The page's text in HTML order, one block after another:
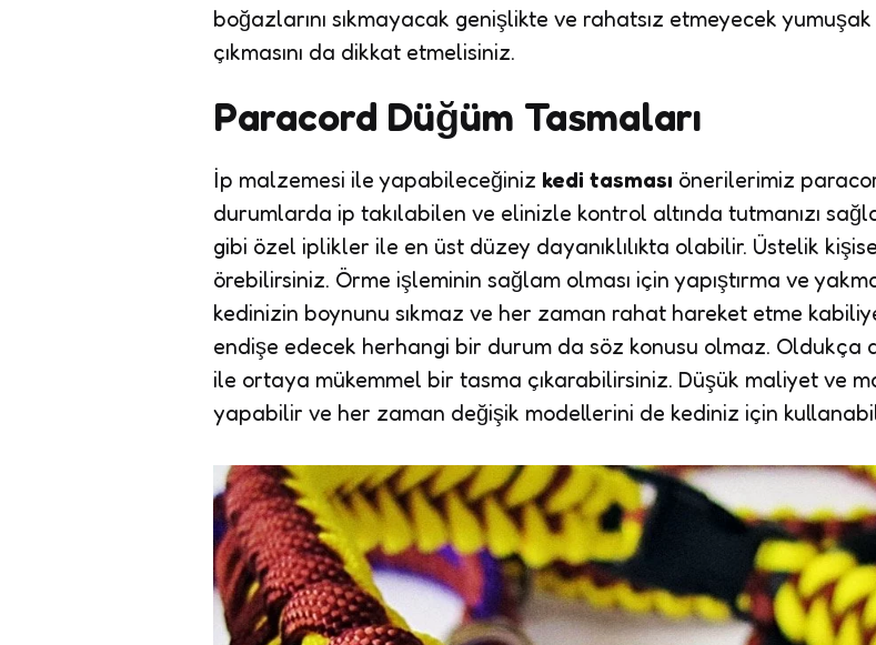
boğazlarını sıkmayacak genişlikte ve rahatsız etmeyecek
çıkmasını da dikkat etmelisiniz.
Paracord Düğüm Tasmaları
İp malzemesi ile yapabileceğiniz kedi tasması önerilerimiz
durumlarda ip takılabilen ve elinizle kontrol altında tutmanızı
gibi özel iplikler ile en üst düzey dayanıklılıkta olabilir. Üstelik
örebilirsiniz. Örme işleminin sağlam olması için yapıştırma ve
kedinizin boynunu sıkmaz ve her zaman rahat hareket etme
endişe edecek herhangi bir durum da söz konusu olmaz.
ile ortaya mükemmel bir tasma çıkarabilirsiniz. Düşük maliyet ve
yapabilir ve her zaman değişik modellerini de kediniz için